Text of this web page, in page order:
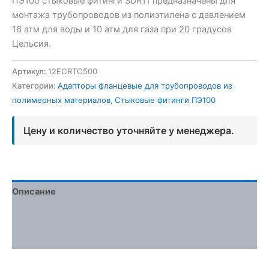
монтажа трубопроводов из полиэтилена с давлением
16 атм для воды и 10 атм для газа при 20 градусов
Цельсия.
Артикул: 12ECRTC500
Категории: Адапторы фланцевые для трубопроводов из
полимерных материалов, Стыковые фитинги ПЭ100
Цену и количество уточняйте у менеджера.
Описание